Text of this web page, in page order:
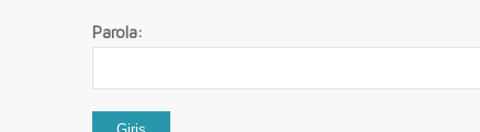
Parola: